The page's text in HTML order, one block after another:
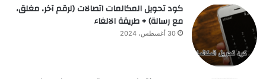
كود تحويل المكالمات اتصالات (لرقم آخر، مغلق،
مع رسالة) + طريقة الالغاء
30 أغسطس، 2024